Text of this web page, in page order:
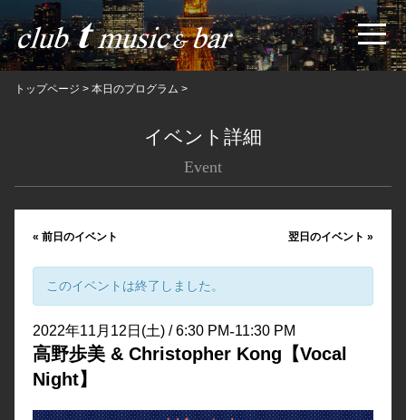
トップページ > 本日のプログラム >
イベント詳細
Event
« 前日のイベント 翌日のイベント»
このイベントは終了しました。
2022年11月12日(土) / 6:30 PM-11:30 PM
高野歩美 & Christopher Kong【Vocal
Night】